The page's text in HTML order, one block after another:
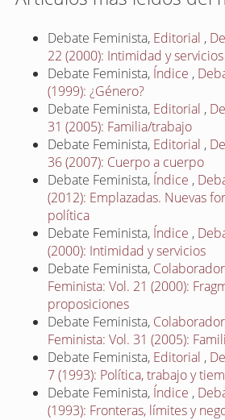
Debate Feminista, Editorial ,
22 (2000): Intimidad y servicios
Debate Feminista, Índice ,
(1999): ¿Género?
Debate Feminista, Editorial ,
31 (2005): Familia/trabajo
Debate Feminista, Editorial ,
36 (2007): Cuerpo a cuerpo
Debate Feminista, Índice ,
(2012): Emplazadas. Nuevas
política
Debate Feminista, Índice ,
(2000): Intimidad y servicios
Debate Feminista,
Feminista: Vol. 21 (2000):
proposiciones
Debate Feminista,
Feminista: Vol. 31 (2005):
Debate Feminista, Editorial ,
7 (1993): Política, trabajo y
Debate Feminista, Índice ,
(1993): Fronteras, límites y